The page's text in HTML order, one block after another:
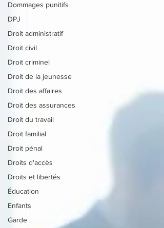
Dommages punitifs
DPJ
Droit administratif
Droit civil
Droit criminel
Droit de la jeunesse
Droit des affaires
Droit des assurances
Droit du travail
Droit familial
Droit pénal
Droits d'accès
Droits et libertés
Éducation
Enfants
Garde